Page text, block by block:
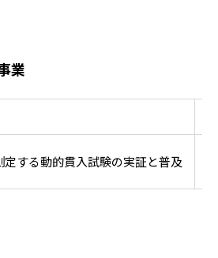
業
定する動的貫入試験の実証と普及